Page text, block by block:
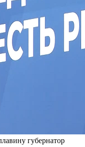
губернатор